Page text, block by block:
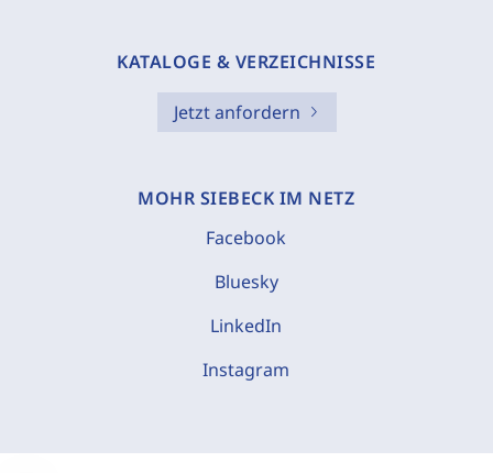
KATALOGE & VERZEICHNISSE
Jetzt anfordern
MOHR SIEBECK IM NETZ
Facebook
Bluesky
LinkedIn
Instagram